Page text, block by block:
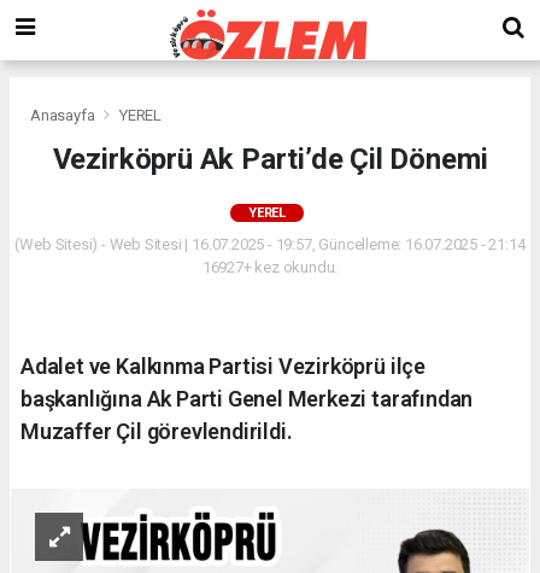
Anasayfa YEREL
Vezirköprü Ak Parti’de Çil Dönemi
YEREL
(Web Sitesi) - Web Sitesi | 16.07.2025 - 19:57, Güncelleme: 16.07.2025 - 21:14
16927+ kez okundu.
Adalet ve Kalkınma Partisi Vezirköprü ilçe
başkanlığına Ak Parti Genel Merkezi tarafından
Muzaffer Çil görevlendirildi.